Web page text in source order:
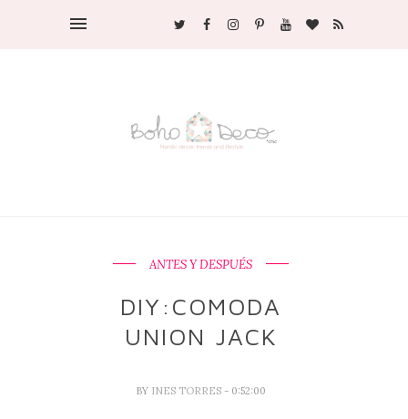
ANTES Y DESPUÉS
DIY:COMODA
UNION JACK
BY INES TORRES - 0:52:00